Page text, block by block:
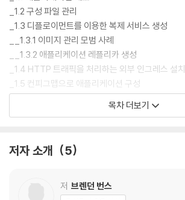
_1.2 구성 파일 관리
_1.3 디플로이먼트를 이용한 복제 서비스 생성
__1.3.1 이미지 관리 모범 사례
__1.3.2 애플리케이션 레플리카 생성
_1.4 HTTP 트래픽을 처리하는 외부 인그레스 설치
_1.5 컨피그맵으로 애플리케이션 구성
_1.6 시크릿 인증 관리
_1.7 간단한 스테이트풀 데이터베이스 배포
_1.10 헬름을 이용한 애플리케이션 파라미터화
목차 더보기
저자 소개 5
저 브렌던 번스